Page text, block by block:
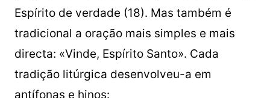
Espírito de verdade (18). Mas também é
tradicional a oração mais simples e mais
directa: «Vinde, Espírito Santo». Cada
tradição litúrgica desenvolveu-a em
antífonas e hinos: